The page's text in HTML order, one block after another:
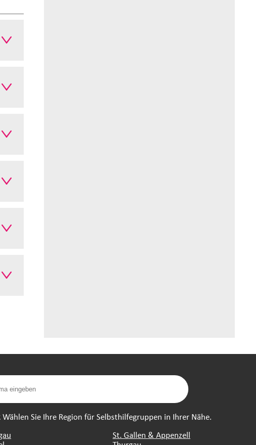
Wählen Sie Ihre Region für Selbsthilfegruppen in Ihrer Nähe.
St. Gallen & Appenzell